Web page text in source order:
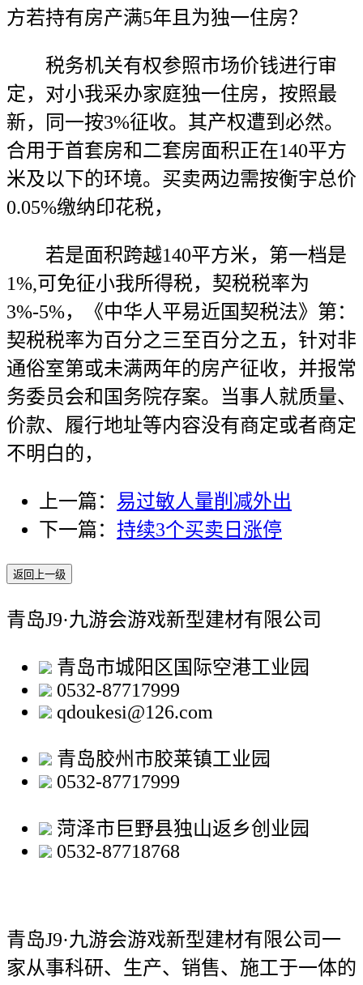
方若持有房产满5年且为独一住房？
税务机关有权参照市场价钱进行审
定，对小我采办家庭独一住房，按照最
新，同一按3%征收。其产权遭到必然。
合用于首套房和二套房面积正在140平方
米及以下的环境。买卖两边需按衡宇总价
0.05%缴纳印花税，
若是面积跨越140平方米，第一档是
1%,可免征小我所得税，契税税率为
3%-5%，《中华人平易近国契税法》第：
契税税率为百分之三至百分之五，针对非
通俗室第或未满两年的房产征收，并报常
务委员会和国务院存案。当事人就质量、
价款、履行地址等内容没有商定或者商定
不明白的，
上一篇： 易过敏人量削减外出
下一篇： 持续3个买卖日涨停
返回上一级
青岛J9·九游会游戏新型建材有限公司
青岛市城阳区国际空港工业园
0532-87717999
qdoukesi@126.com
青岛胶州市胶莱镇工业园
0532-87717999
菏泽市巨野县独山返乡创业园
0532-87718768
青岛J9·九游会游戏新型建材有限公司一
家从事科研、生产、销售、施工于一体的